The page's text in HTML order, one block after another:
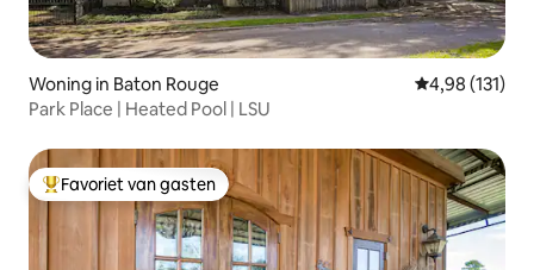
Woning in Baton Rouge Gemiddelde
4,98 (131)
Park Place | Heated Pool | LSU
Topfavoriet van gasten
Favoriet van gasten